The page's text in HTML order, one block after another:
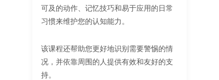
可及的动作、记忆技巧和易于应用的日常
习惯来维护您的认知能力。
该课程还帮助您更好地识别需要警惕的情
况，并依靠周围的人提供有效和友好的支
持。